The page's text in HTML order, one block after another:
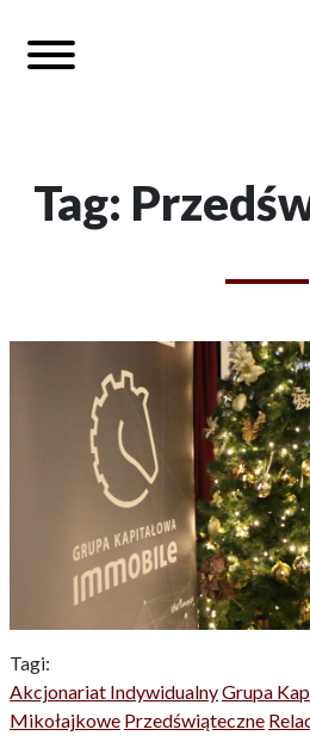
Tag:
Tagi:
Akcjonariat IndywidualnyGrupa
Mikołajkowe Przedświąteczne